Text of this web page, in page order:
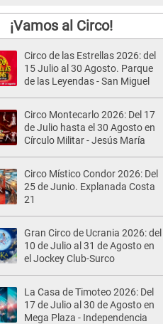
¡Vamos al Circo!
Circo de las Estrellas 2026: del
15 Julio al 30 Agosto. Parque
de las Leyendas - San Miguel
Circo Montecarlo 2026: Del 17
de Julio hasta el 30 Agosto en
Círculo Militar - Jesús María
Circo Místico Condor 2026: Del
25 de Junio. Explanada Costa
21
Gran Circo de Ucrania 2026: del
10 de Julio al 31 de Agosto en
el Jockey Club-Surco
La Casa de Timoteo 2026: Del
17 de Julio al 30 de Agosto en
Mega Plaza - Independencia